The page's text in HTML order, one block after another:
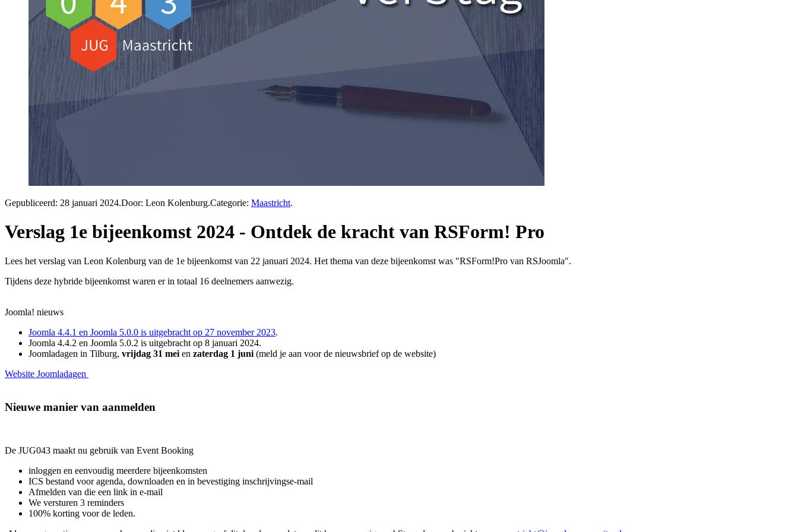
Gepubliceerd: 28 januari 2024.Door: Leon Kolenburg.Categorie: Maastricht.
Verslag 1e bijeenkomst 2024 - Ontdek de kracht van RSForm! Pro
Lees het verslag van Leon Kolenburg van de 1e bijeenkomst van 22 januari 2024. Het thema van deze bijeenkomst was "RSForm!Pro van RSJoomla".
Tijdens deze hybride bijeenkomst waren er in totaal 16 deelnemers aanwezig.
Joomla! nieuws
Joomla 4.4.1 en Joomla 5.0.0 is uitgebracht op 27 november 2023.
Joomla 4.4.2 en Joomla 5.0.2 is uitgebracht op 8 januari 2024.
Joomladagen in Tilburg, vrijdag 31 mei en zaterdag 1 juni (meld je aan voor de nieuwsbrief op de website)
Website Joomladagen
Nieuwe manier van aanmelden
De JUG043 maakt nu gebruik van Event Booking
inloggen en eenvoudig meerdere bijeenkomsten
ICS bestand voor agenda, downloaden en in bevestiging inschrijvingse-mail
Afmelden van die een link in e-mail
We versturen 3 reminders
100% korting voor de leden.